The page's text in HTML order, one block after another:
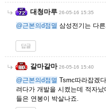
대청마루 26-05-16 15:35
@근본의d점멸 삼성전기는 다
답글
갈마갈마 26-05-16 15:40
@근본의d점멸 Tsmc따라잡겠
려다가 개발을 시켰는데 적자
들은 연봉이 박살나죠.